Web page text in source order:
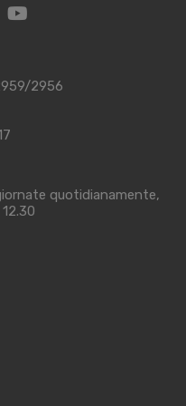
2956
quotidianamente,